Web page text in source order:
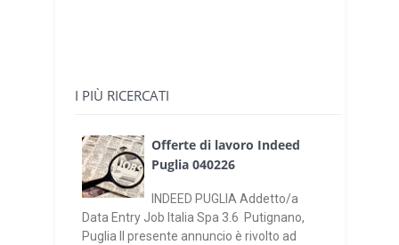
I PIÙ RICERCATI
Offerte di lavoro Indeed
Puglia 040226
INDEED PUGLIA Addetto/a
Data Entry Job Italia Spa 3.6 Putignano,
Puglia Il presente annuncio è rivolto ad